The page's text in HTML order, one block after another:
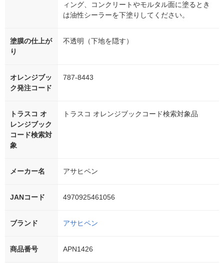
ィング、コンクリートやモルタル面に塗るとき
は油性シーラーを下塗りしてください。
塗膜の仕上が
り
不透明（下地を隠す）
オレンジブッ
ク発注コード
787-8443
トラスコ オ
レンジブック
コード検索対
象
トラスコ オレンジブックコード検索対象品
メーカー名 アサヒペン
JANコード 4970925461056
ブランド アサヒペン
商品番号 APN1426